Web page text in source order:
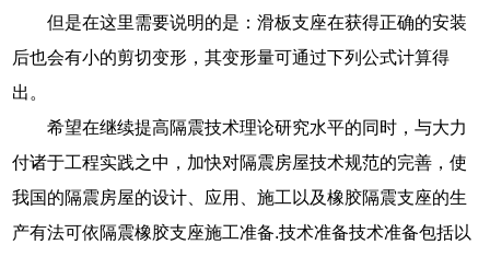
但是在这里需要说明的是：滑板支座在获得正确的安装
后也会有小的剪切变形，其变形量可通过下列公式计算得
出。
希望在继续提高隔震技术理论研究水平的同时，与大力
付诸于工程实践之中，加快对隔震房屋技术规范的完善，使
我国的隔震房屋的设计、应用、施工以及橡胶隔震支座的生
产有法可依隔震橡胶支座施工准备.技术准备技术准备包括以